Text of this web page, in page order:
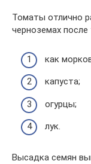
Томаты отлично
черноземах
как
капуста;
огурцы;
лук.
Высадка семян